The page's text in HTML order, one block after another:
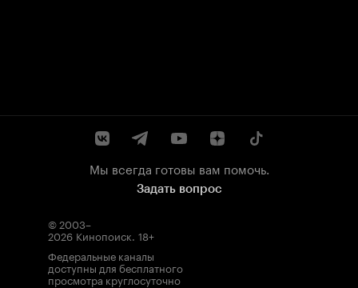
Мы всегда готовы вам помочь.
Задать вопрос
© 2003–
2026 Кинопоиск. 18+
Федеральные каналы
доступны для бесплатного
просмотра круглосуточно